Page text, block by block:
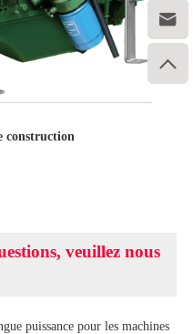


construction
veuillez nous
puissance pour les machines